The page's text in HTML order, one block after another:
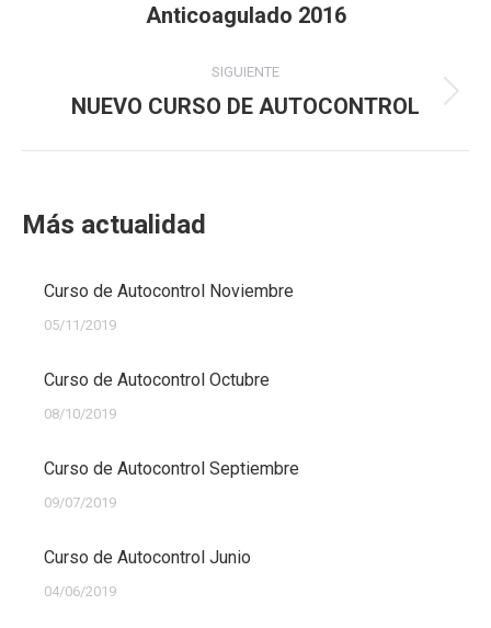
publicacionesanterior:
Anticoagulado 2016
SIGUIENTE
Publicación
NUEVO CURSO DE AUTOCONTROL
Más actualidad
Curso de Autocontrol Noviembre
05/11/2019
Curso de Autocontrol Octubre
08/10/2019
Curso de Autocontrol Septiembre
09/07/2019
Curso de Autocontrol Junio
04/06/2019